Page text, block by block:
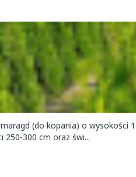
(do kopania) o wysokości
250-300 cm oraz świ...